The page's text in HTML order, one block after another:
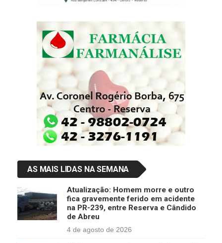
AS MAIS LIDAS NA SEMANA
Atualização: Homem morre e outro
fica gravemente ferido em acidente
na PR-239, entre Reserva e Cândido
de Abreu
4 de agosto de 2026